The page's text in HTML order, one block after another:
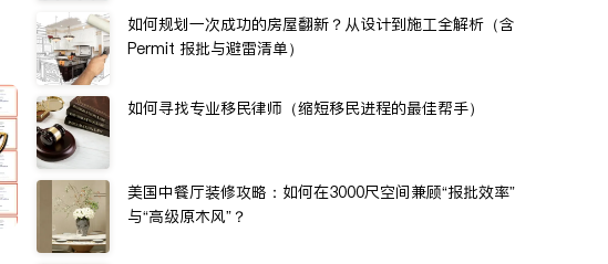
如何规划一次成功的房屋翻新？从设计到施工全解析（含
Permit 报批与避雷清单）
如何寻找专业移民律师（缩短移民进程的最佳帮手）
美国中餐厅装修攻略：如何在3000尺空间兼顾“报批效率”
与“高级原木风”？